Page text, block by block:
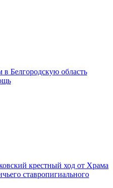
Белгородскую область
крестный ход от Храма
ставропигиального